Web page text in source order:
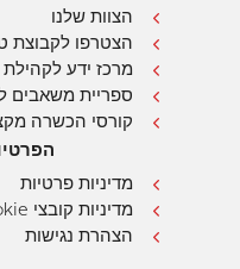
הצוות שלנו
הצטרפו לקבוצת
מרכז ידע
ספריית משאבים
קורסי הכשרה
מדיניות פרטיות
מדיניות קובצי Cookie
הצהרת נגישות